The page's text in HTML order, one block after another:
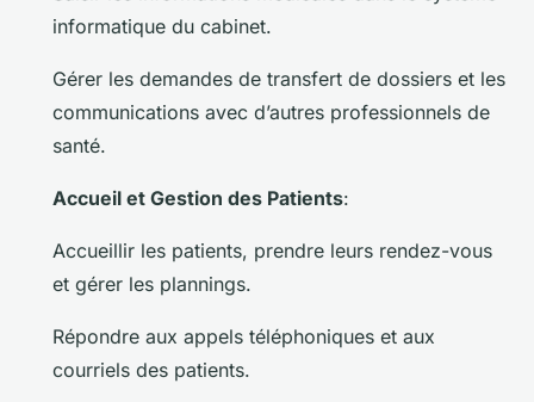
informatique du cabinet.
Gérer les demandes de transfert de dossiers et les
communications avec d’autres professionnels de
santé.
Accueil et Gestion des Patients:
Accueillir les patients, prendre leurs rendez-vous
et gérer les plannings.
Répondre aux appels téléphoniques et aux
courriels des patients.